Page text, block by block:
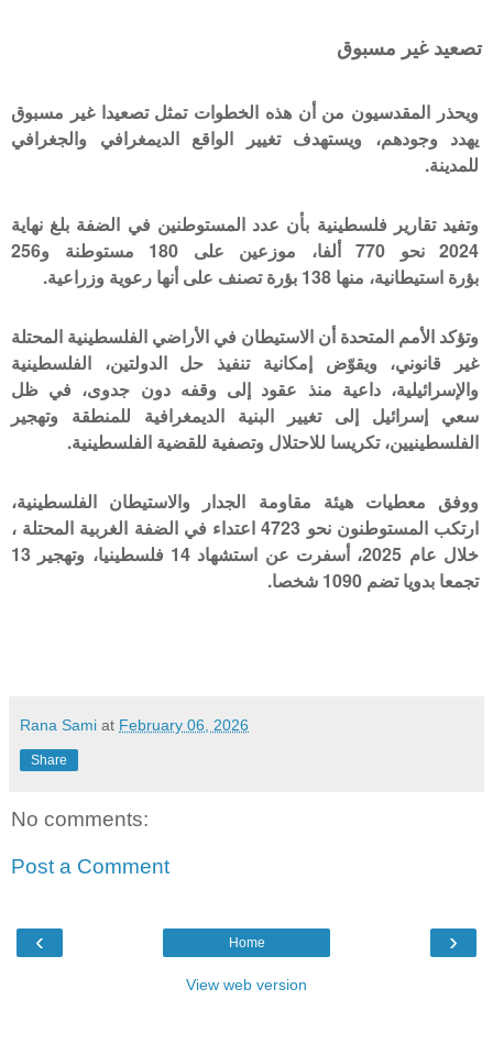
تصعيد غير مسبوق
ويحذر المقدسيون من أن هذه الخطوات تمثل تصعيدا غير مسبوق
يهدد وجودهم، ويستهدف تغيير الواقع الديمغرافي والجغرافي
للمدينة.
وتفيد تقارير فلسطينية بأن عدد المستوطنين في الضفة بلغ نهاية
2024 نحو 770 ألفا، موزعين على 180 مستوطنة و256
بؤرة استيطانية، منها 138 بؤرة تصنف على أنها رعوية وزراعية.
وتؤكد الأمم المتحدة أن الاستيطان في الأراضي الفلسطينية المحتلة
غير قانوني، ويقوّض إمكانية تنفيذ حل الدولتين، الفلسطينية
والإسرائيلية، داعية منذ عقود إلى وقفه دون جدوى، في ظل
سعي إسرائيل إلى تغيير البنية الديمغرافية للمنطقة وتهجير
الفلسطينيين، تكريسا للاحتلال وتصفية للقضية الفلسطينية.
ووفق معطيات هيئة مقاومة الجدار والاستيطان الفلسطينية،
ارتكب المستوطنون نحو 4723 اعتداء في الضفة الغربية المحتلة ،
خلال عام 2025، أسفرت عن استشهاد 14 فلسطينيا، وتهجير 13
تجمعا بدويا تضم 1090 شخصا.
Rana Sami at February 06, 2026
Share
No comments:
Post a Comment
‹ ›
Home
View web version